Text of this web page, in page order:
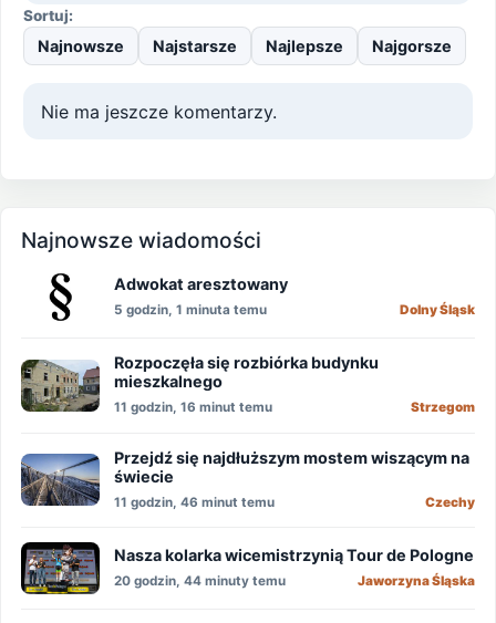
Sortuj:
Najnowsze Najstarsze Najlepsze Najgorsze
Nie ma jeszcze komentarzy.
Najnowsze wiadomości
Adwokat aresztowany
5 godzin, 1 minuta temu Dolny Śląsk
Rozpoczęła się rozbiórka budynku
mieszkalnego
11 godzin, 16 minut temu Strzegom
Przejdź się najdłuższym mostem wiszącym na
świecie
11 godzin, 46 minut temu Czechy
Nasza kolarka wicemistrzynią Tour de Pologne
20 godzin, 44 minuty temu Jaworzyna Śląska